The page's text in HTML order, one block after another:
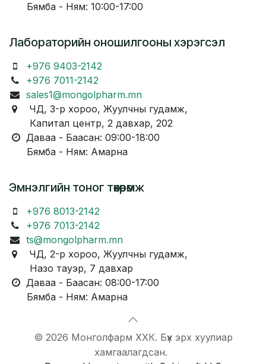
Бямба - Ням: 10:00-17:00
Лабораторийн оношилгооны хэрэгсэл
+976 9403-2142
+976 7011-2142
sales1@mongolpharm.mn
ЧД, 3-р хороо, Жуулчны гудамж,
Капитал центр, 2 давхар, 202
Даваа - Баасан: 09:00-18:00
Бямба - Ням: Амарна
Эмнэлгийн тоног төхөөрөмж
+976 8013-2142
+976 7013-2142
ts@mongolpharm.mn
ЧД, 2-р хороо, Жуулчны гудамж,
Назо тауэр, 7 давхар
Даваа - Баасан: 08:00-17:00
Бямба - Ням: Амарна
© 2026 Монголфарм ХХК. Бүх эрх хуулиар
хамгаалагдсан.